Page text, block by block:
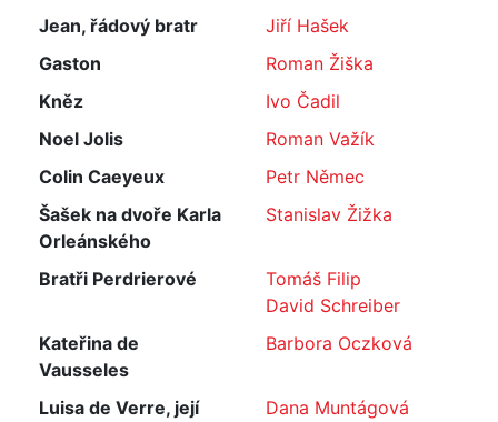
Jean, řádový bratr
Jiří Hašek
Gaston
Roman Žiška
Kněz
Ivo Čadil
Noel Jolis
Roman Važík
Colin Caeyeux
Petr Němec
Šašek na dvoře Karla
Orleánského
Stanislav Žižka
Bratři Perdrierové
Tomáš Filip
David Schreiber
Kateřina de
Vausseles
Barbora Oczková
Luisa de Verre, její
Dana Muntágová